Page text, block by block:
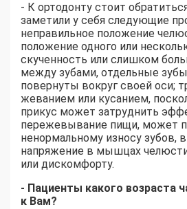
- К ортодонту стоит
заметили у себя следующие
неправильное положение
положение одного или
скученность или слишком
между зубами, отдельные
повернуты вокруг своей оси;
жеванием или кусанием,
прикус может затруднить
пережевывание пищи, может
ненормальному износу зубов,
напряжение в мышцах
или дискомфорту.
- Пациенты какого возраста
к Вам?